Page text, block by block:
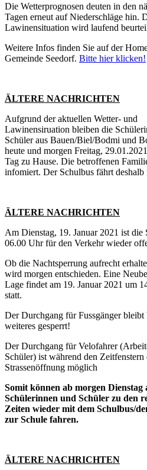
Die Wetterprognosen deuten in den
Tagen erneut auf Niederschläge hin.
Lawinensituation wird laufend
Weitere Infos finden Sie auf der
Gemeinde Seedorf. Bitte hier klicken!
ÄLTERE NACHRICHTEN
Aufgrund der aktuellen Wetter- und
Lawinensiruation bleiben die
Schüler aus Bauen/Biel/Bodmi und
heute und morgen Freitag,
Tag zu Hause. Die betroffenen
infomiert. Der Schulbus fährt deshalb
ÄLTERE NACHRICHTEN
Am Dienstag, 19. Januar 2021 ist die
06.00 Uhr für den Verkehr wieder
Ob die Nachtsperrung aufrecht
wird morgen entschieden. Eine
Lage findet am 19. Januar 2021 um
statt.
Der Durchgang für Fussgänger bleibt
weiteres gesperrt!
Der Durchgang für Velofahrer
Schüler) ist während den Zeitfenstern
Strassenöffnung möglich
Somit können ab morgen Dienstag
Schülerinnen und Schüler zu den
Zeiten wieder mit dem Schulbus/
zur Schule fahren.
ÄLTERE NACHRICHTEN